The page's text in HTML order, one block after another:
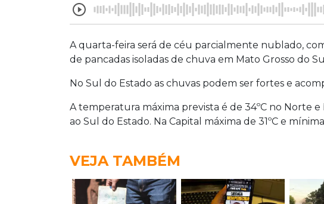
A quarta-feira será de céu parcialmente nublado,
de pancadas isoladas de chuva em Mato Grosso do
No Sul do Estado as chuvas podem ser fortes e
A temperatura máxima prevista é de 34ºC no Norte e
ao Sul do Estado. Na Capital máxima de 31ºC e mínima
VEJA TAMBÉM